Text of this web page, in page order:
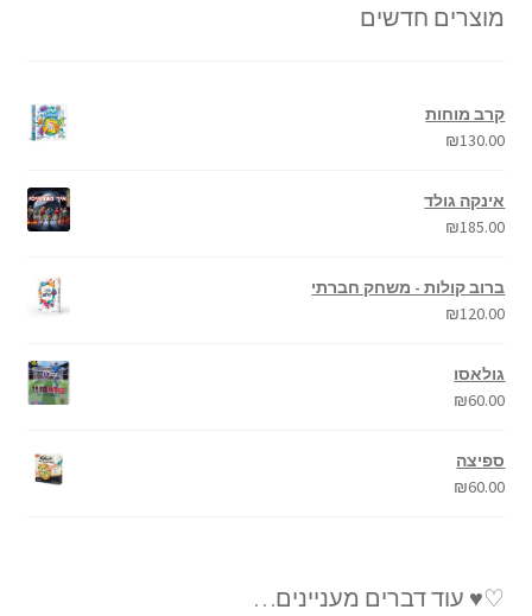
מוצרים חדשים
קרב מוחות
₪130.00
אינקה גולד
₪185.00
ברוב קולות - משחק חברתי
₪120.00
גולאסו
₪60.00
ספיצה
₪60.00
♡♥ עוד דברים מעניינים…